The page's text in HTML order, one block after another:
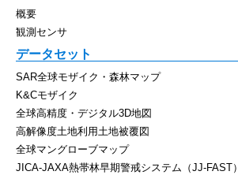
概要
観測センサ
データセット
SAR全球モザイク・森林マップ
K&Cモザイク
全球高精度・デジタル3D地図
高解像度土地利用土地被覆図
全球マングローブマップ
JICA-JAXA熱帯林早期警戒システム（JJ-FAST）